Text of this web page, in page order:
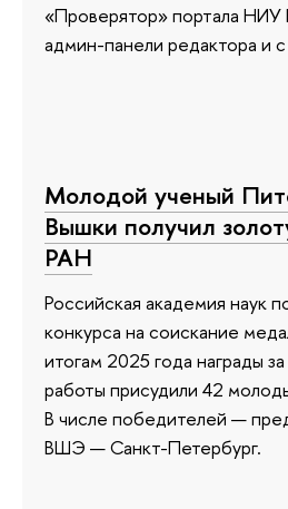
«Проверятор» портала
админ-панели редактора и
Молодой ученый
Вышки получил
РАН
Российская академия наук
конкурса на соискание
итогам 2025 года награды
работы присудили 42
В числе победителей —
ВШЭ — Санкт-Петербург.